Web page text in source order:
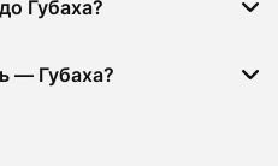
Губаха?
— Губаха?